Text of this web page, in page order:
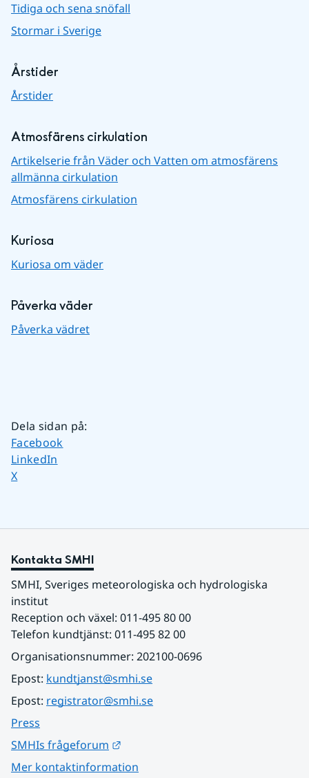
Tidiga och sena snöfall
Stormar i Sverige
Årstider
Årstider
Atmosfärens cirkulation
Artikelserie från Väder och Vatten om atmosfärens
allmänna cirkulation
Atmosfärens cirkulation
Kuriosa
Kuriosa om väder
Påverka väder
Påverka vädret
Dela sidan på:
Dela sidan på
Facebook
Dela sidan på
LinkedIn
Dela sidan på
X
Kontakta SMHI
SMHI, Sveriges meteorologiska och hydrologiska
institut
Reception och växel: 011-495 80 00
Telefon kundtjänst: 011-495 82 00
Organisationsnummer: 202100-0696
Epost: kundtjanst@smhi.se
Epost: registrator@smhi.se
Press
SMHIs frågeforum
Mer kontaktinformation